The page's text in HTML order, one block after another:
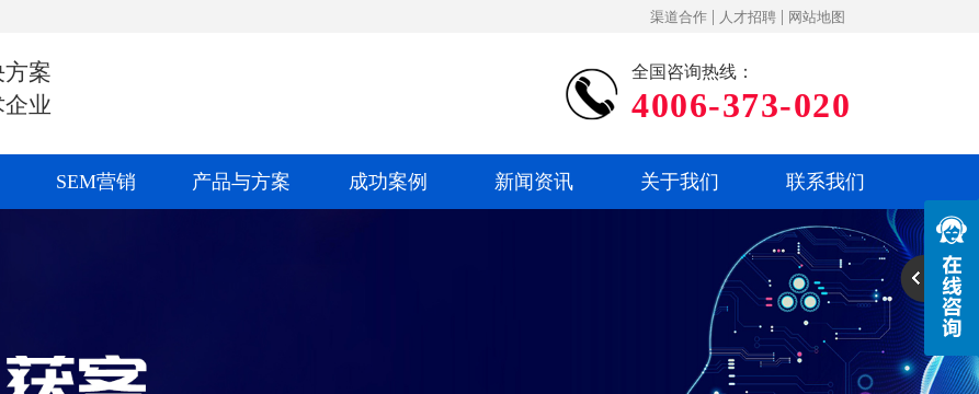
渠道合作 | 人才招聘 | 网站地图
案
企业
全国咨询热线：
4006-373-020
SEM营销 产品与方案 成功案例 新闻资讯 关于我们 联系我们